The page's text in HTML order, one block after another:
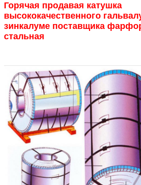
Горячая продавая катушка
высококачественного
зинкалуме поставщика
стальная